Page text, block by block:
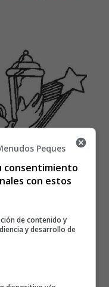
Peques
consentimiento
con estos
de contenido y
y desarrollo de